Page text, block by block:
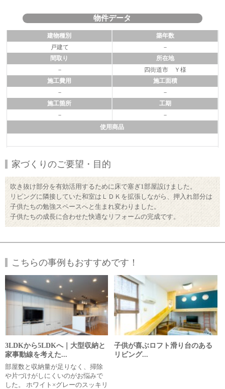
物件データ
建物種別
戸建て
築年数
－
間取り
－
所在地
四街道市 Ｙ様
施工費用
－
施工面積
－
施工箇所
－
工期
－
使用商品
家づくりのご要望・目的
吹き抜け部分を有効活用するために床で塞ぎ1部屋設けました。
リビングに隣接していた和室はＬＤＫを拡張しながら、押入れ部分は
子供たちの勉強スペースへと生まれ変わりました。
子供たちの成長に合わせた快適なリフォームの完成です。
こちらの事例もおすすめです！
3LDKから5LDKへ｜大型収納と
家事動線を考えた...
部屋数と収納量が足りなく、掃除
や片づけがしにくいのがお悩みで
した。 ホワイト×グレーのスッキリ
子供が喜ぶロフト滑り台のある
リビング...